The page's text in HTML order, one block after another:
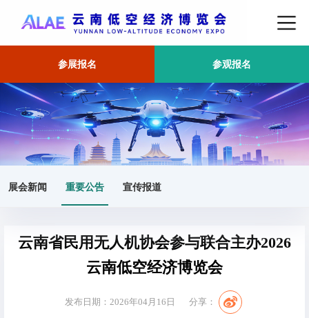
参展报名 参观报名
展会新闻 重要公告 宣传报道
首页 重要公告 正文
云南省民用无人机协会参与联合主办2026
云南低空经济博览会
发布日期：2026年04月16日 分享：